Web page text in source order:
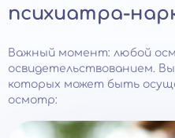
психиатра-
Важный момент: любой
освидетельствованием.
которых может быть
осмотр: